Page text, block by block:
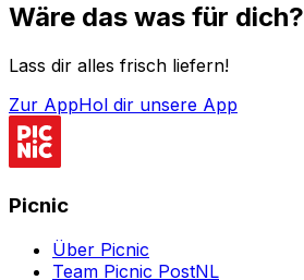
Wäre das was für dich?
Lass dir alles frisch liefern!
Zur AppHol dir unsere App
Picnic
Über Picnic
Team Picnic PostNL